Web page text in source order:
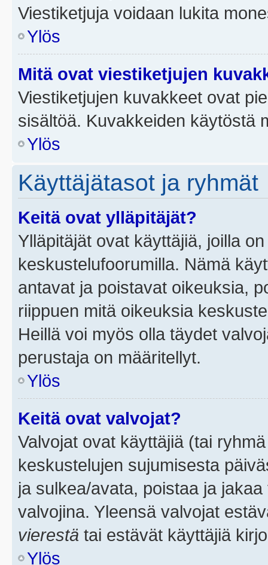
Viestiketjuja voidaan lukita
Ylös
Mitä ovat viestiketjujen
Viestiketjujen kuvakkeet ovat
sisältöä. Kuvakkeiden käytöstä
Ylös
Käyttäjätasot ja ryhmät
Keitä ovat ylläpitäjät?
Ylläpitäjät ovat käyttäjiä, joilla
keskustelufoorumilla. Nämä
antavat ja poistavat oikeuksia,
riippuen mitä oikeuksia
Heillä voi myös olla täydet
perustaja on määritellyt.
Ylös
Keitä ovat valvojat?
Valvojat ovat käyttäjiä (tai
keskustelujen sujumisesta
ja sulkea/avata, poistaa ja
valvojina. Yleensä valvojat
vierestä tai estävät käyttäjiä
Ylös